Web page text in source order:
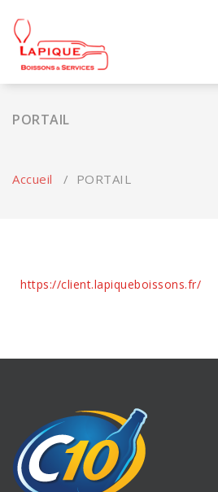
PORTAIL
Accueil / PORTAIL
https://client.lapiqueboissons.fr/